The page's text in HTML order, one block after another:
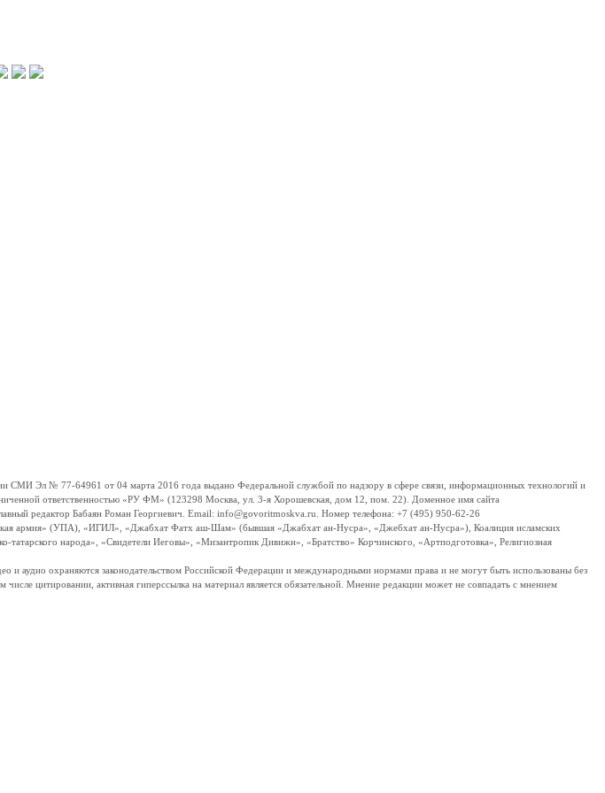
Эл № 77-64961 от 04 марта 2016 года выдано Федеральной службой по надзору в сфере связи, информационных технологий и
ответственностью «РУ ФМ» (123298 Москва, ул. 3-я Хорошевская, дом 12, пом. 22). Доменное имя сайта
редактор Бабаян Роман Георгиевич. Email: info@govoritmoskva.ru. Номер телефона: +7 (495) 950-62-26
армия» (УПА), «ИГИЛ», «Джабхат Фатх аш-Шам» (бывшая «Джабхат ан-Нусра», «Джебхат ан-Нусра»), Коалиция исламских
народа», «Свидетели Иеговы», «Мизантропик Дивижн», «Братство» Корчинского, «Артподготовка», Религиозная
аудио охраняются законодательством Российской Федерации и международными нормами права и не могут быть использованы без
цитировании, активная гиперссылка на материал является обязательной. Мнение редакции может не совпадать с мнением